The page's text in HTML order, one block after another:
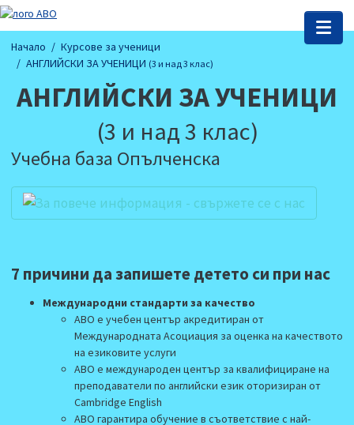
Начало
Курсове за ученици
АНГЛИЙСКИ ЗА УЧЕНИЦИ (3 и над 3 клас)
АНГЛИЙСКИ ЗА УЧЕНИЦИ
(3 и над 3 клас)
Учебна база Опълченска
7 причини да запишете детето си при нас
Международни стандарти за качествo
АВО е учебен център акредитиран от
Международната Асоциация за оценка на качеството
на езиковите услуги
АВО е международен център за квалифициране на
преподаватели по английски език оторизиран от
Cambridge English
АВО гарантира обучение в съответствие с най-